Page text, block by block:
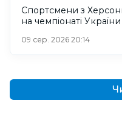
Спортсмени з
на чемпіонаті
09 сер. 2026 20:14